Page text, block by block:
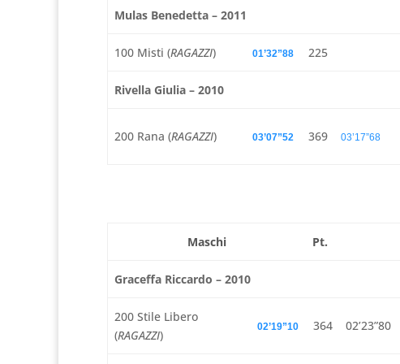
Mulas Benedetta – 2011
100 Misti (RAGAZZI) 01’32”88 225
Rivella Giulia – 2010
200 Rana (RAGAZZI) 03’07”52 369 03’17”68
Maschi Pt.
Graceffa Riccardo – 2010
200 Stile Libero
(RAGAZZI)
02’19”10 364 02’23”80